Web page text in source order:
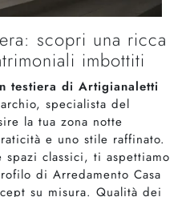
scopri una ricca
imbottiti
testiera di Artigianaletti
specialista del
la tua zona notte
e uno stile raffinato.
classici, ti aspettiamo
di Arredamento Casa
su misura. Qualità dei